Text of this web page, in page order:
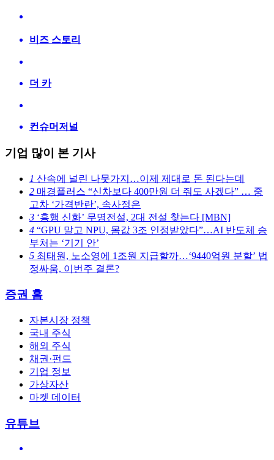
비즈 스토리
더 카
컨슈머저널
기업 많이 본 기사
1 산속에 널린 나뭇가지…이제 제대로 돈 된다는데
2 매경플러스 “신차보다 400만원 더 줘도 사겠다” … 중
고차 ‘가격반란’, 속사정은
3 ‘흥행 신화’ 무명전설, 2대 전설 찾는다 [MBN]
4 “GPU 말고 NPU, 몸값 3조 인정받았다”…AI 반도체 승
부처는 ‘기기 안’
5 최태원, 노소영에 1조원 지급할까…‘9440억원 분할’ 법
정싸움, 이번주 결론?
증권 홈
자본시장 정책
국내 주식
해외 주식
채권·펀드
기업 정보
가상자산
마켓 데이터
유튜브